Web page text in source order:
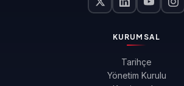
KURUMSAL
Tarihçe
Yönetim Kurulu